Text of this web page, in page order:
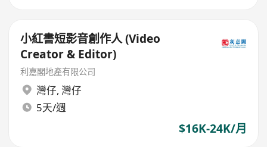
小紅書短影音創作人 (Video
Creator & Editor)
利嘉閣地產有限公司
灣仔, 灣仔
5天/週
$16K-24K/月